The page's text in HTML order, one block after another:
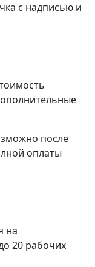
с надписью и
после
оплаты
на
20 рабочих